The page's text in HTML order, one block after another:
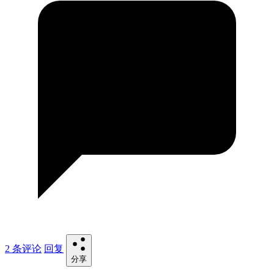
2 条评论 回复
分享